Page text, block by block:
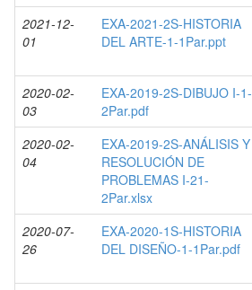
2021-12-
01
EXA-2021-2S-HISTORIA
DEL ARTE-1-1Par.ppt
2020-02-
03
EXA-2019-2S-DIBUJO I-1-
2Par.pdf
2020-02-
04
EXA-2019-2S-ANÁLISIS Y
RESOLUCIÓN DE
PROBLEMAS I-21-
2Par.xlsx
2020-07-
26
EXA-2020-1S-HISTORIA
DEL DISEÑO-1-1Par.pdf